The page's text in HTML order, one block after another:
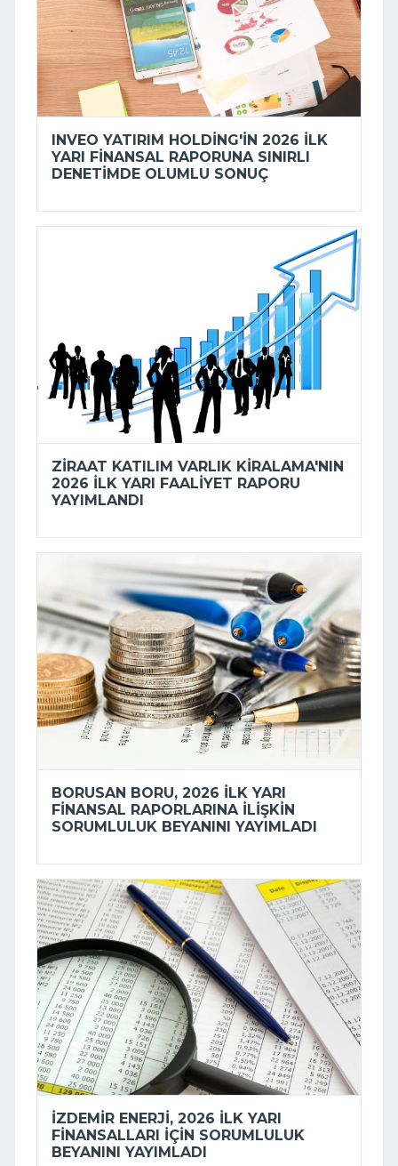
INVEO YATIRIM HOLDING'IN 2026 ILK
YARI FINANSAL RAPORUNA SINIRLI
DENETIMDE OLUMLU SONUÇ
ZIRAAT KATILIM VARLIK KIRALAMA'NIN
2026 ILK YARI FAALIYET RAPORU
YAYIMLANDI
BORUSAN BORU, 2026 ILK YARI
FINANSAL RAPORLARINA ILIŞKIN
SORUMLULUK BEYANINI YAYIMLADI
İZDEMİR ENERJI, 2026 ILK YARI
FINANSALLARI IÇIN SORUMLULUK
BEYANINI YAYIMLADI